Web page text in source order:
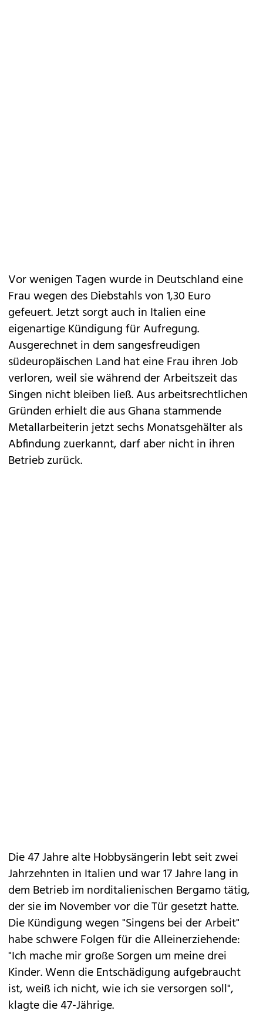
Vor wenigen Tagen wurde in Deutschland eine
Frau wegen des Diebstahls von 1,30 Euro
gefeuert. Jetzt sorgt auch in Italien eine
eigenartige Kündigung für Aufregung.
Ausgerechnet in dem sangesfreudigen
südeuropäischen Land hat eine Frau ihren Job
verloren, weil sie während der Arbeitszeit das
Singen nicht bleiben ließ. Aus arbeitsrechtlichen
Gründen erhielt die aus Ghana stammende
Metallarbeiterin jetzt sechs Monatsgehälter als
Abfindung zuerkannt, darf aber nicht in ihren
Betrieb zurück.
Die 47 Jahre alte Hobbysängerin lebt seit zwei
Jahrzehnten in Italien und war 17 Jahre lang in
dem Betrieb im norditalienischen Bergamo tätig,
der sie im November vor die Tür gesetzt hatte.
Die Kündigung wegen "Singens bei der Arbeit"
habe schwere Folgen für die Alleinerziehende:
"Ich mache mir große Sorgen um meine drei
Kinder. Wenn die Entschädigung aufgebraucht
ist, weiß ich nicht, wie ich sie versorgen soll",
klagte die 47-Jährige.